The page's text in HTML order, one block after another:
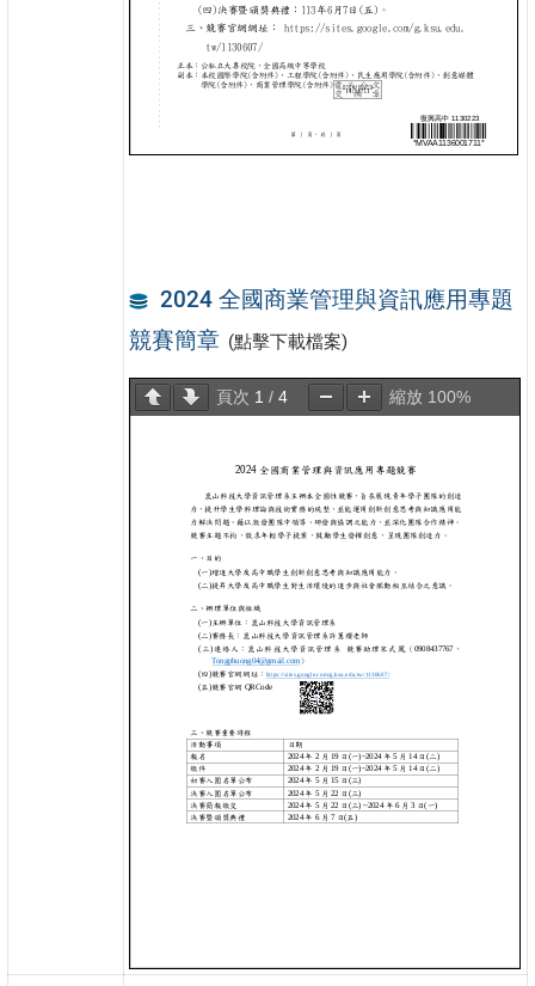
2024 全國商業管理與資訊應用專題
競賽簡章 (點擊下載檔案)
頁次 1 /4 縮放 100%